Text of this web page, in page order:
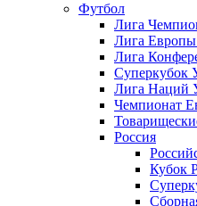
Футбол
Лига
Лига
Лига
Лига Наций
Чемпионат
Россия
Кубок